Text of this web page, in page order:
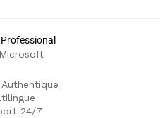
Microsoft
24/7